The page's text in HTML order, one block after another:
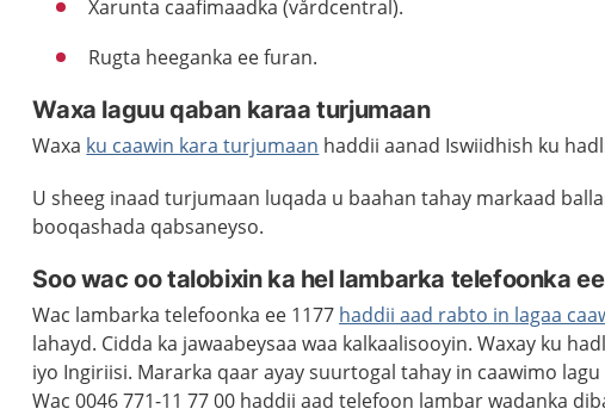
Xarunta caafimaadka (vårdcentral).
Rugta heeganka ee furan.
Waxa laguu qaban karaa turjumaan
Waxa ku caawin kara turjumaan haddii aanad Iswiidhish ku
U sheeg inaad turjumaan luqada u baahan tahay markaad
booqashada qabsaneyso.
Soo wac oo talobixin ka hel lambarka telefoonka ee
Wac lambarka telefoonka ee 1177 haddii aad rabto in lagaa
lahayd. Cidda ka jawaabeysaa waa kalkaalisooyin. Waxay ku
iyo Ingiriisi. Mararka qaar ayay suurtogal tahay in caawimo
Wac 0046 771-11 77 00 haddii aad telefoon lambar wadanka